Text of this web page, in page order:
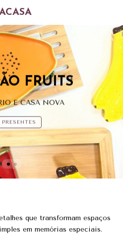
FRUITS
E CASA NOVA
PRESENTES
que transformam espaços
em memórias especiais.